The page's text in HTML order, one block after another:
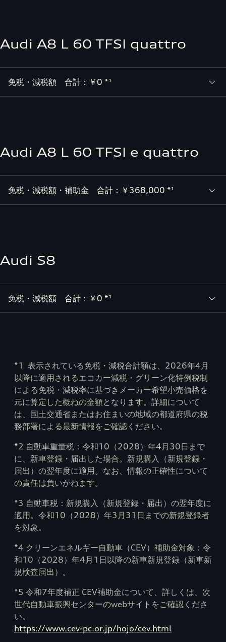
Audi A8 L 60 TFSI quattro
免税・減税額 合計：￥0 *¹
Audi A8 L 60 TFSI e quattro
免税・減税額・補助金 合計：￥368,000 *¹
Audi S8
免税・減税額 合計：￥0 *¹
*1 表示されている免税・減税合計額は、2026年4月
以降に適用されるエコカー減税・グリーン化特例税制
による免税・減税率に基づきメーカー希望小売価格を
元に算定した概ねの金額となります。詳細について
は、国土交通省またはお住まいの地域の都道府県の税
務部署による最新情報をご確認ください。
*2 自動車重量税：令和10（2028）年4月30日まで
に、新車登録・届出した場合。新規購入（新規登録・
届出）の翌年度に適用。なお、情報の正確性について
の責任は負いかねます。
*3 自動車税：新規購入（新規登録・届出）の翌年度に
適用。令和10（2028）年3月31日までの新規登録者
を対象。
*4 クリーンエネルギー自動車（CEV）補助金対象：令
和10（2028）年4月1日以降の新車新規登録（新車新
規検査届出）。
*5 令和7年度補正 CEV補助金について、詳しくは、次
世代自動車振興センターのwebサイトをご確認くださ
い。
https://www.cev-pc.or.jp/hojo/cev.html